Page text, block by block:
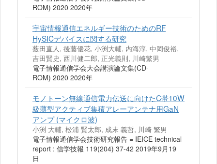
ROM) 2020 2020年
宇宙情報通信エネルギー技術のためのRF
HySICデバイスに関する研究
薮田直人, 後藤優花, 小渕大輔, 内海淳, 中岡俊裕,
吉田賢史, 西川健二郎, 正光義則, 川崎繁男
電子情報通信学会大会講演論文集(CD-
ROM) 2020 2020年
モノトーン無線通信電力伝送に向けたC帯10W
級薄型アクティブ集積アレーアンテナ用GaN
アンプ (マイクロ波)
小渕 大輔, 松浦 賢太郎, 成末 義哲, 川崎 繁男
電子情報通信学会技術研究報告 = IEICE technical
report : 信学技報 119(204) 37-42 2019年9月19
日